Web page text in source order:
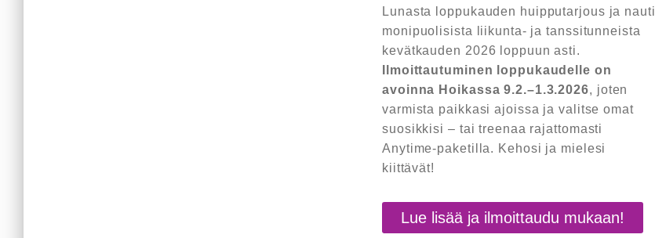
Lunasta loppukauden huipputarjous ja nauti
monipuolisista liikunta- ja tanssitunneista
kevätkauden 2026 loppuun asti.
Ilmoittautuminen loppukaudelle on
avoinna Hoikassa 9.2.–1.3.2026, joten
varmista paikkasi ajoissa ja valitse omat
suosikkisi – tai treenaa rajattomasti
Anytime-paketilla. Kehosi ja mielesi
kiittävät!
Lue lisää ja ilmoittaudu mukaan!